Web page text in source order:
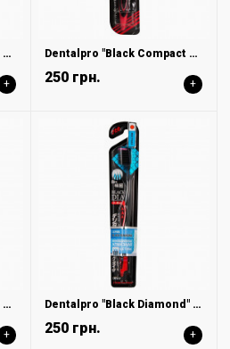
Dentalpro "Black Compact Head" Зубная щетка жесткая, 1шт
+
Dentalpro "Black Compact Head" Зубная щетка мягкая, 1 шт
250 грн. +
Dentalpro "Black Compact Head" Зубная щетка сверхмягкая, 1шт
+
Dentalpro "Black Diamond" Зубная щетка многоуровневая с ультратонкой щетиной алмазной формы жесткая, 1 шт
250 грн. +